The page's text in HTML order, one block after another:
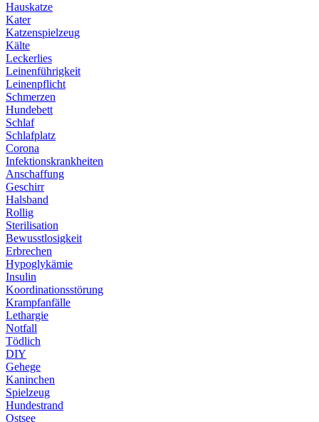
Hauskatze
Kater
Katzenspielzeug
Kälte
Leckerlies
Leinenführigkeit
Leinenpflicht
Schmerzen
Hundebett
Schlaf
Schlafplatz
Corona
Infektionskrankheiten
Anschaffung
Geschirr
Halsband
Rollig
Sterilisation
Bewusstlosigkeit
Erbrechen
Hypoglykämie
Insulin
Koordinationsstörung
Krampfanfälle
Lethargie
Notfall
Tödlich
DIY
Gehege
Kaninchen
Spielzeug
Hundestrand
Ostsee